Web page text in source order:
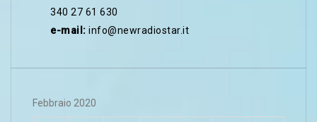
340 27 61 630
e-mail: info@newradiostar.it
Febbraio 2020